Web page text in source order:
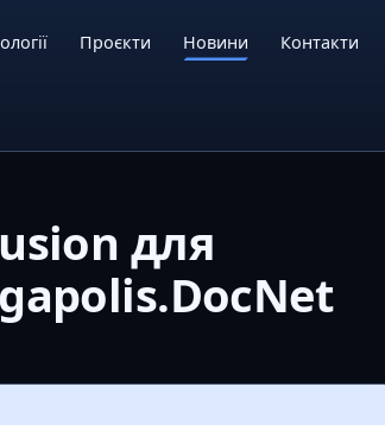
Проєкти Новини Контакти
для